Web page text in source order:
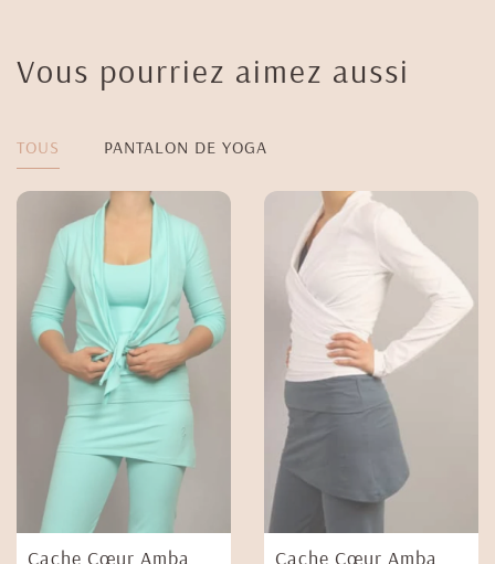
Vous pourriez aimez aussi
TOUS PANTALON DE YOGA
Cache Cœur Amba
Cache Cœur Amba